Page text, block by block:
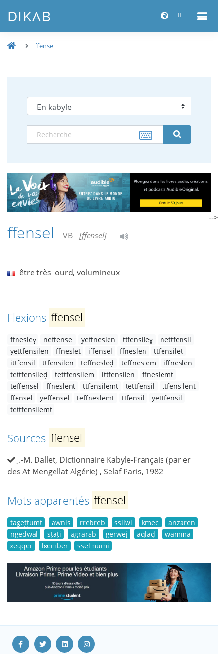
DIKAB
ffensel
ffensel VB [ffensel]
être très lourd, volumineux
Flexions ffensel
ffnesleɣ neffensel yeffneslen ttfensileɣ
nettfensil
yettfensilen
ffneslet iffensel ffneslen
ttfensilet
ittfensil
ttfensilen teffnesleḍ teffneslem
iffneslen
tettfensileḍ
tettfensilem ittfensilen
ffneslemt
teffensel
ffneslent ttfensilemt tettfensil
ttfensilent
ffensel
yeffensel teffneslemt ttfensil
yettfensil
tettfensilemt
Sources ffensel
J.-M. Dallet, Dictionnaire Kabyle-Français (parler
des At Mengellat Algérie) , Selaf Paris, 1982
Mots apparentés ffensel
tageṭṭumt awnis rrebreb ssilwi kmec
anzaren
ngedwal
sṭaṭi agrarab gerwej aqlaḍ
wamma
ɛeqqer
lɛember sselmumi
-->